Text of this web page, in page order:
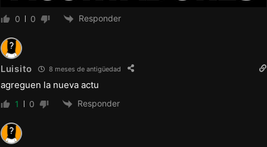
0 0 Responder
Luisito 8 meses de antigüedad
agreguen la nueva actu
1 0 Responder